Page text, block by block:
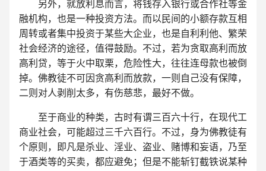
另外，就放利息而言，将钱存入银行或合作社等金
融机构，也是一种投资方法。而以民间的小额存款互相
周转或者集中投资于某些大企业，也是自利利他、繁荣
社会经济的途径，值得鼓励。不过，若为贪取高利而放
高利贷，等于火中取栗，危险性大，往往连母款也被倒
掉。佛教徒不可因贪高利而放款，一则自己没有保障，
二则对人剥削太多，有伤慈悲，最好不做。
至于商业的种类，古时有谓三百六十行，在现代工
商业社会，可能超过三千六百行。不过，身为佛教徒有
个原则，即凡是杀业、淫业、盗业、赌博和妄语，乃至
于酒类等的买卖，都应避免；但是不能斩钉截铁说某种